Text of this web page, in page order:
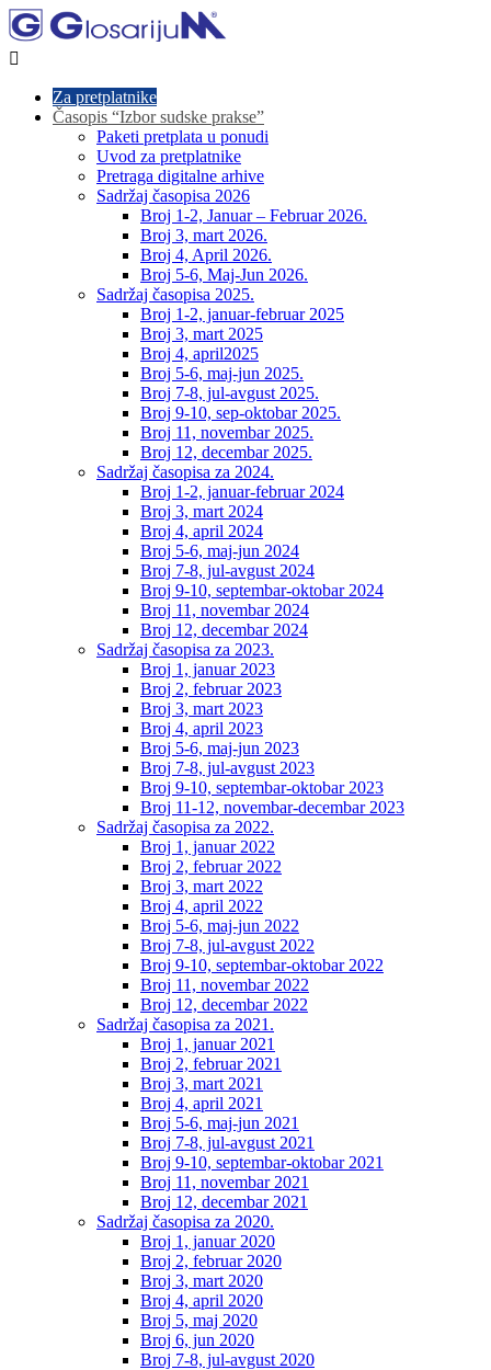

Za pretplatnike
Časopis “Izbor sudske prakse”
Paketi pretplata u ponudi
Uvod za pretplatnike
Pretraga digitalne arhive
Sadržaj časopisa 2026
Broj 1-2, Januar – Februar 2026.
Broj 3, mart 2026.
Broj 4, April 2026.
Broj 5-6, Maj-Jun 2026.
Sadržaj časopisa 2025.
Broj 1-2, januar-februar 2025
Broj 3, mart 2025
Broj 4, april2025
Broj 5-6, maj-jun 2025.
Broj 7-8, jul-avgust 2025.
Broj 9-10, sep-oktobar 2025.
Broj 11, novembar 2025.
Broj 12, decembar 2025.
Sadržaj časopisa za 2024.
Broj 1-2, januar-februar 2024
Broj 3, mart 2024
Broj 4, april 2024
Broj 5-6, maj-jun 2024
Broj 7-8, jul-avgust 2024
Broj 9-10, septembar-oktobar 2024
Broj 11, novembar 2024
Broj 12, decembar 2024
Sadržaj časopisa za 2023.
Broj 1, januar 2023
Broj 2, februar 2023
Broj 3, mart 2023
Broj 4, april 2023
Broj 5-6, maj-jun 2023
Broj 7-8, jul-avgust 2023
Broj 9-10, septembar-oktobar 2023
Broj 11-12, novembar-decembar 2023
Sadržaj časopisa za 2022.
Broj 1, januar 2022
Broj 2, februar 2022
Broj 3, mart 2022
Broj 4, april 2022
Broj 5-6, maj-jun 2022
Broj 7-8, jul-avgust 2022
Broj 9-10, septembar-oktobar 2022
Broj 11, novembar 2022
Broj 12, decembar 2022
Sadržaj časopisa za 2021.
Broj 1, januar 2021
Broj 2, februar 2021
Broj 3, mart 2021
Broj 4, april 2021
Broj 5-6, maj-jun 2021
Broj 7-8, jul-avgust 2021
Broj 9-10, septembar-oktobar 2021
Broj 11, novembar 2021
Broj 12, decembar 2021
Sadržaj časopisa za 2020.
Broj 1, januar 2020
Broj 2, februar 2020
Broj 3, mart 2020
Broj 4, april 2020
Broj 5, maj 2020
Broj 6, jun 2020
Broj 7-8, jul-avgust 2020